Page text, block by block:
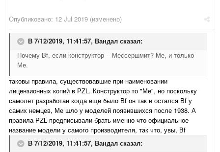
Опубликовано: 12 Jul 2019 (изменено)
В 7/12/2019, 11:41:57, Вандал сказал:
Почему Bf, если конструктор -- Мессершмит? Ме, и только
Ме.
таковы правила, существовавшие при наименовании
лицензионных копий в PZL. Конструктор то "Ме", но поскольку
самолет разработан когда еще было Bf он так и остался Bf у
самих немцев, Ме шло у моделей появившихся после 1938. А
правила PZL предписывали брать именно что официальное
название модели у самого производителя, так что, увы, Bf
В 7/12/2019, 11:41:57, Вандал сказал: